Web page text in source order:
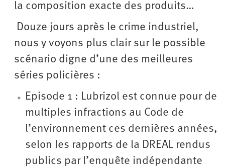
la composition exacte des produits…
Douze jours après le crime industriel,
nous y voyons plus clair sur le possible
scénario digne d’une des meilleures
séries policières :
Episode 1 : Lubrizol est connue pour de
multiples infractions au Code de
l’environnement ces dernières années,
selon les rapports de la DREAL rendus
publics par l’enquête indépendante